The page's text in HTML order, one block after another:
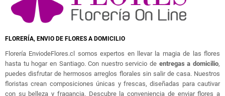
FLORERÍA, ENVIO DE FLORES A DOMICILIO
Florería EnviodeFlores.cl somos expertos en llevar la magia de las flores
hasta tu hogar en Santiago. Con nuestro servicio de entregas a domicilio,
puedes disfrutar de hermosos arreglos florales sin salir de casa. Nuestros
floristas crean composiciones únicas y frescas, diseñadas para cautivar
con su belleza y fragancia. Descubre la conveniencia de enviar flores a